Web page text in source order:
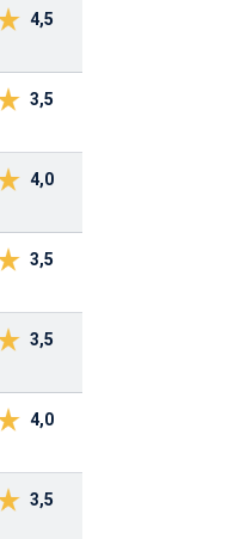
4,5
3,5
4,0
3,5
3,5
4,0
3,5